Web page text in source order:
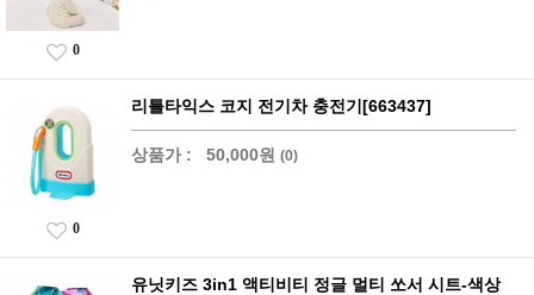
0
리틀타익스 코지 전기차 충전기[663437]
상품가 : 50,000원 (0)
0
유닛키즈 3in1 액티비티 정글 멀티 쏘서 시트-색상